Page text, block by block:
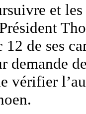
et
de ses
demande
vérifier